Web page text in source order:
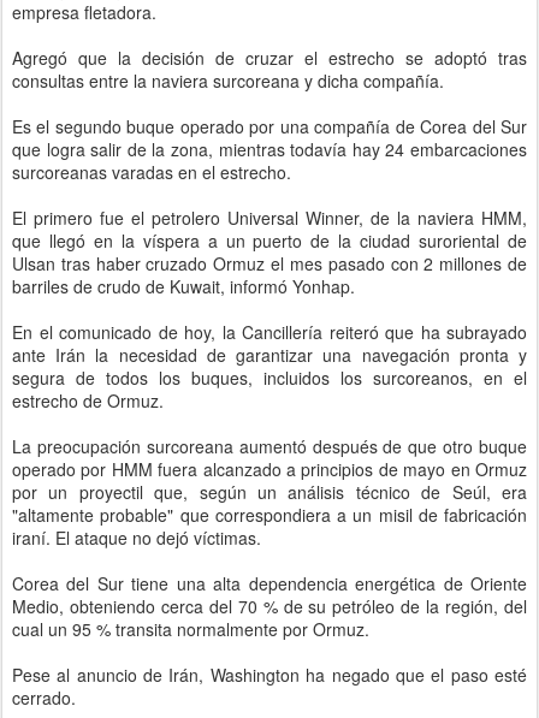
empresa fletadora.
Agregó que la decisión de cruzar el estrecho se adoptó tras
consultas entre la naviera surcoreana y dicha compañía.
Es el segundo buque operado por una compañía de Corea del Sur
que logra salir de la zona, mientras todavía hay 24 embarcaciones
surcoreanas varadas en el estrecho.
El primero fue el petrolero Universal Winner, de la naviera HMM,
que llegó en la víspera a un puerto de la ciudad suroriental de
Ulsan tras haber cruzado Ormuz el mes pasado con 2 millones de
barriles de crudo de Kuwait, informó Yonhap.
En el comunicado de hoy, la Cancillería reiteró que ha subrayado
ante Irán la necesidad de garantizar una navegación pronta y
segura de todos los buques, incluidos los surcoreanos, en el
estrecho de Ormuz.
La preocupación surcoreana aumentó después de que otro buque
operado por HMM fuera alcanzado a principios de mayo en Ormuz
por un proyectil que, según un análisis técnico de Seúl, era
"altamente probable" que correspondiera a un misil de fabricación
iraní. El ataque no dejó víctimas.
Corea del Sur tiene una alta dependencia energética de Oriente
Medio, obteniendo cerca del 70 % de su petróleo de la región, del
cual un 95 % transita normalmente por Ormuz.
Pese al anuncio de Irán, Washington ha negado que el paso esté
cerrado.